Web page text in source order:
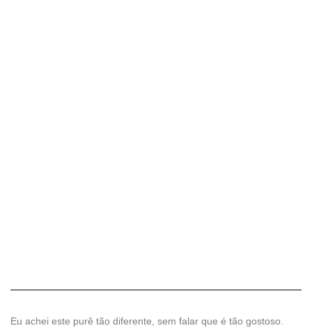
Eu achei este purê tão diferente, sem falar que é tão gostoso.